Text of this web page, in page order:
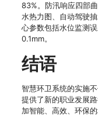
83%。防汛响应四部
水热力图、自动驾驶
心参数包括水位监测
0.1mm。
结语
智慧环卫系统的实施
提供了新的职业发展
加智能、高效、环保的